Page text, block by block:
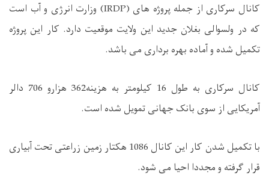
کانال سرکاری از جمله پروژه های (IRDP) وزارت انرژی و آب است
که در ولسوالی بغلان جدید این ولایت موقعیت دارد. کار این پروژه
تکمیل شده و آماده بهره برداری می باشد.
کانال سرکاری به طول 16 کیلومتر به هزینه362 هزارو 706 دالر
آمریکایی از سوی بانک جهانی تمویل شده است.
با تکمیل شدن کار این کانال 1086 هکتار زمین زراعتی تحت آبیاری
قرار گرفته و مجددا احیا می شود.